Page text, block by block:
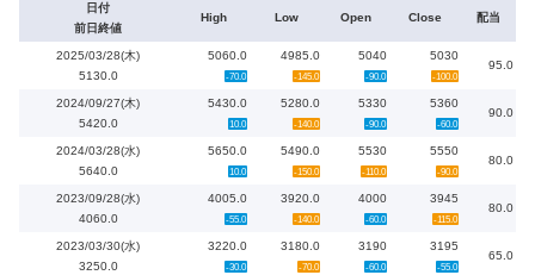
日付
前日終値
High Low Open Close 配当
2025/03/28(木)
5130.0
5060.0
-70.0
4985.0
-145.0
5040
-90.0
5030
-100.0
95.0
2024/09/27(木)
5420.0
5430.0
10.0
5280.0
-140.0
5330
-90.0
5360
-60.0
90.0
2024/03/28(水)
5640.0
5650.0
10.0
5490.0
-150.0
5530
-110.0
5550
-90.0
80.0
2023/09/28(水)
4060.0
4005.0
-55.0
3920.0
-140.0
4000
-60.0
3945
-115.0
80.0
2023/03/30(水)
3250.0
3220.0
-30.0
3180.0
-70.0
3190
-60.0
3195
-55.0
65.0